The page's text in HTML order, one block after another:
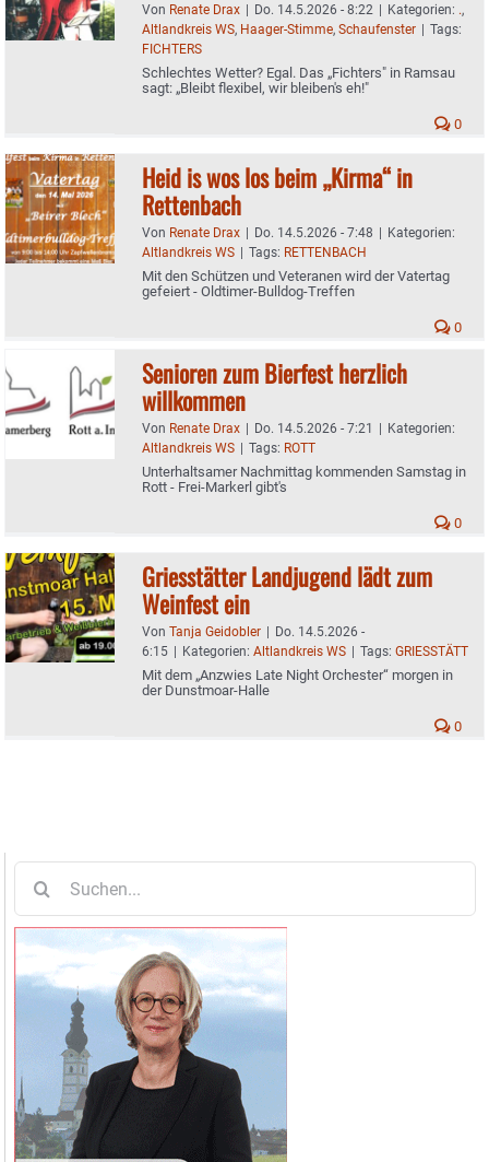
Von Renate Drax | Do. 14.5.2026 - 8:22 | Kategorien: .,
Altlandkreis WS, Haager-Stimme, Schaufenster | Tags:
FICHTERS
Schlechtes Wetter? Egal. Das „Fichters" in Ramsau
sagt: „Bleibt flexibel, wir bleiben's eh!"
0
Heid is wos los beim „Kirma“ in
Rettenbach
Von Renate Drax | Do. 14.5.2026 - 7:48 | Kategorien:
Altlandkreis WS | Tags: RETTENBACH
Mit den Schützen und Veteranen wird der Vatertag
gefeiert - Oldtimer-Bulldog-Treffen
0
Senioren zum Bierfest herzlich
willkommen
Von Renate Drax | Do. 14.5.2026 - 7:21 | Kategorien:
Altlandkreis WS | Tags: ROTT
Unterhaltsamer Nachmittag kommenden Samstag in
Rott - Frei-Markerl gibt's
0
Griesstätter Landjugend lädt zum
Weinfest ein
Von Tanja Geidobler | Do. 14.5.2026 -
6:15 | Kategorien: Altlandkreis WS | Tags: GRIESSTÄTT
Mit dem „Anzwies Late Night Orchester“ morgen in
der Dunstmoar-Halle
0
nach: